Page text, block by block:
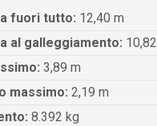
fuori tutto: 12,40 m
al galleggiamento: 10,82
3,89 m
massimo: 2,19 m
8.392 kg